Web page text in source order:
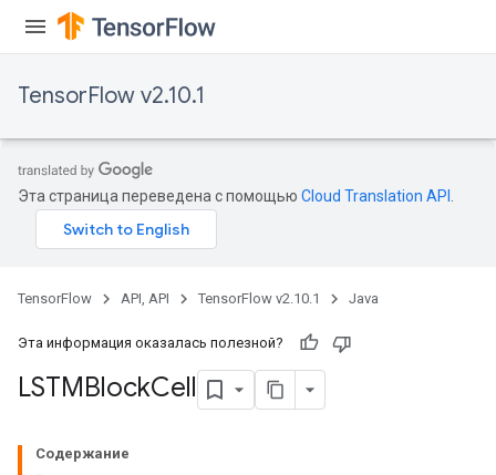
TensorFlow v2.10.1
Эта страница переведена с помощью Cloud Translation API
TensorFlow API, API TensorFlow v2.10.1 Java
Эта информация оказалась полезной?
LSTMBlockCell
Содержание